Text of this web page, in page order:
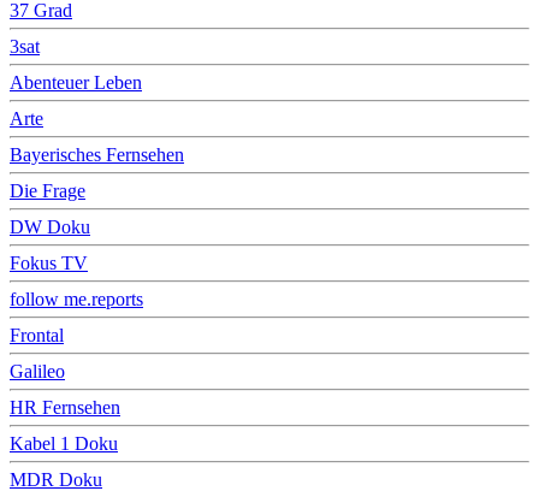
37 Grad
3sat
Abenteuer Leben
Arte
Bayerisches Fernsehen
Die Frage
DW Doku
Fokus TV
follow me.reports
Frontal
Galileo
HR Fernsehen
Kabel 1 Doku
MDR Doku